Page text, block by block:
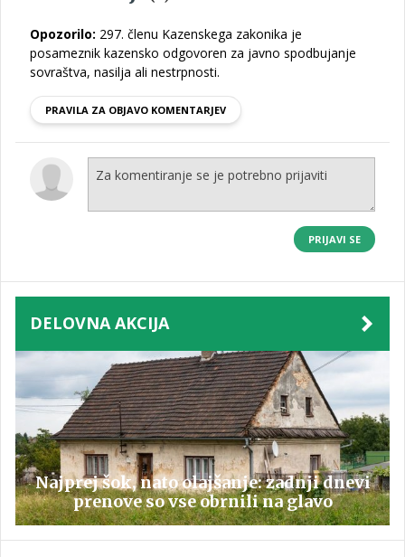
Opozorilo: 297. členu Kazenskega zakonika je
posameznik kazensko odgovoren za javno spodbujanje
sovraštva, nasilja ali nestrpnosti.
PRAVILA ZA OBJAVO KOMENTARJEV
PRIJAVI SE
DELOVNA AKCIJA
Najprej šok, nato olajšanje: zadnji dnevi
prenove so vse obrnili na glavo